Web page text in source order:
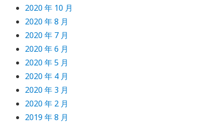
2020 年 10 月
2020 年 8 月
2020 年 7 月
2020 年 6 月
2020 年 5 月
2020 年 4 月
2020 年 3 月
2020 年 2 月
2019 年 8 月